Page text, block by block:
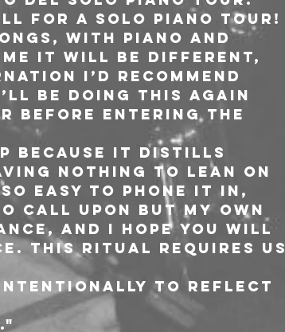
for a solo piano tour!
with piano and
it will be different,
I’d recommend
be doing this again
before entering the
because it distills
nothing to lean on
easy to phone it in,
call upon but my own
and I hope you will
this ritual requires us
intentionally to reflect